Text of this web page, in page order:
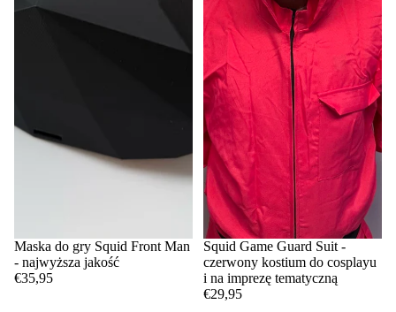
Maska do gry Squid Front Man
- najwyższa jakość
€35,95
Squid Game Guard Suit -
czerwony kostium do cosplayu
i na imprezę tematyczną
€29,95